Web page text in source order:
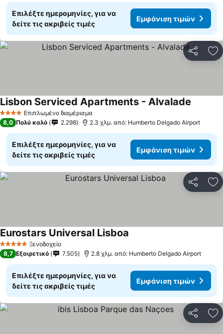
Επιλέξτε ημερομηνίες, για να
δείτε τις ακριβείς τιμές
Εμφάνιση τιμών
4 ΑστέριαΕπιπλωμένο διαμέρισμα
Lisbon Serviced Apartments - Alvalade
8,0 Πολύ καλό 2.298 2.3 χλμ. από: Humberto Delgado Airport
Επιλέξτε ημερομηνίες, για να
δείτε τις ακριβείς τιμές
Εμφάνιση τιμών
5 Αστέρια Ξενοδοχείο
Eurostars Universal Lisboa
8,7 Εξαιρετικό 7.505 2.8 χλμ. από: Humberto Delgado Airport
Επιλέξτε ημερομηνίες, για να
δείτε τις ακριβείς τιμές
Εμφάνιση τιμών